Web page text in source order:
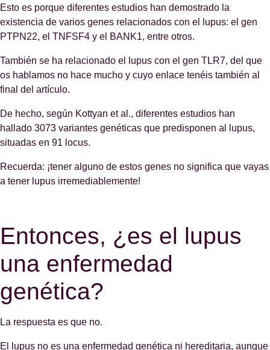
Esto es porque diferentes estudios han demostrado la
existencia de varios genes relacionados con el lupus: el gen
PTPN22, el TNFSF4 y el BANK1, entre otros.
También se ha relacionado el lupus con el gen TLR7, del que
os hablamos no hace mucho y cuyo enlace tenéis también al
final del artículo.
De hecho, según Kottyan et al., diferentes estudios han
hallado 3073 variantes genéticas que predisponen al lupus,
situadas en 91 locus.
Recuerda: ¡tener alguno de estos genes no significa que vayas
a tener lupus irremediablemente!
Entonces, ¿es el lupus
una enfermedad
genética?
La respuesta es que no.
El lupus no es una enfermedad genética ni hereditaria, aunque